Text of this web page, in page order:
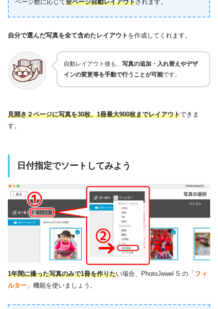
ページ数に応じて全ページ自動レイアウトされます。
自分で選んだ写真を全て含めたレイアウト を作成してくれます。
自動レイアウト後も、 写真の追加・入れ替えやデザ
インの変更等を手動で行うことが可能です。
見開き２ページに写真を30枚、1冊最大900枚までレイアウトできま
す。
日付指定でソートしてみよう
1年間に撮った写真のみで1冊を作りたい場合、PhotoJewel S の「 フィ
ルター 」機能を使いましょう。